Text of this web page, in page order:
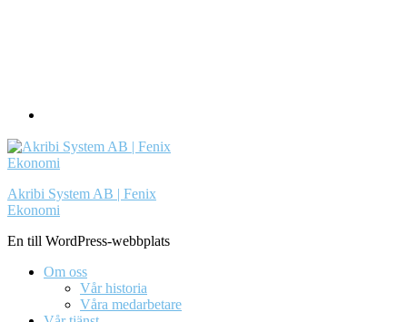
Akribi System AB | Fenix
Ekonomi
En till WordPress-webbplats
Om oss
Vår historia
Våra medarbetare